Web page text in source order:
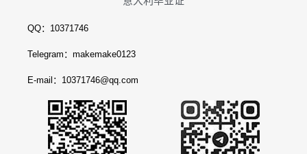
QQ：10371746
Telegram：makemake0123
E-mail：10371746@qq.com